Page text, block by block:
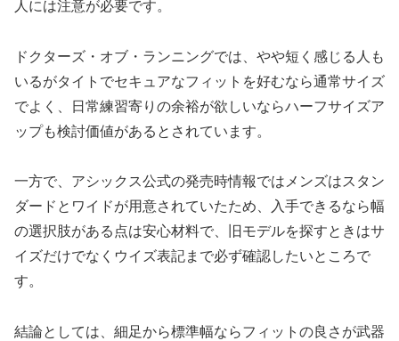
人には注意が必要です。
ドクターズ・オブ・ランニングでは、やや短く感じる人も
いるがタイトでセキュアなフィットを好むなら通常サイズ
でよく、日常練習寄りの余裕が欲しいならハーフサイズア
ップも検討価値があるとされています。
一方で、アシックス公式の発売時情報ではメンズはスタン
ダードとワイドが用意されていたため、入手できるなら幅
の選択肢がある点は安心材料で、旧モデルを探すときはサ
イズだけでなくウイズ表記まで必ず確認したいところで
す。
結論としては、細足から標準幅ならフィットの良さが武器